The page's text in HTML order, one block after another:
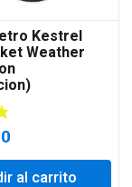
Kestrel
Weather
al carrito